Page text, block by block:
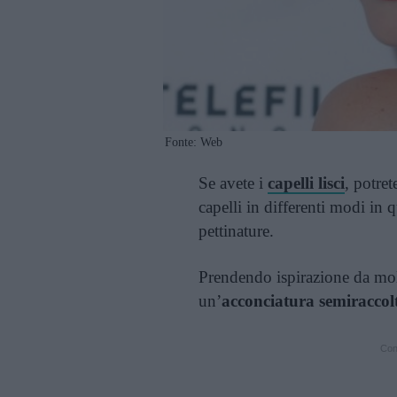
Fonte: Web
Se avete i capelli lisci,
capelli in differenti modi in
pettinature.
Prendendo ispirazione da
un’acconciatura